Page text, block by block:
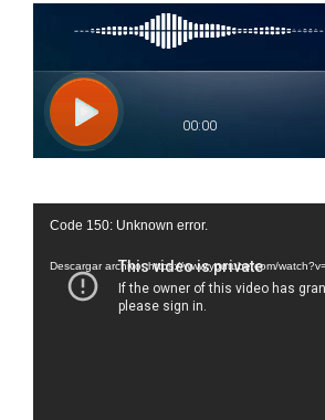
Reproductor
vídeo
Code 150: Unknown error.
Descargar archivo: https://www.youtube.com/